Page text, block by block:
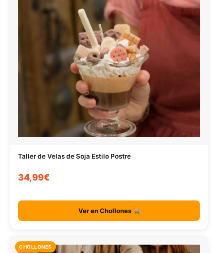
Taller de Velas de Soja Estilo Postre
34,99€
Ver en Chollones
CHOLLONES